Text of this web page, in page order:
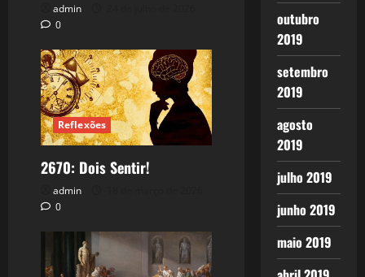
admin
0
Reflexões
2670: Dois Sentir!
admin
0
outubro
2019
setembro
2019
agosto
2019
julho 2019
junho 2019
maio 2019